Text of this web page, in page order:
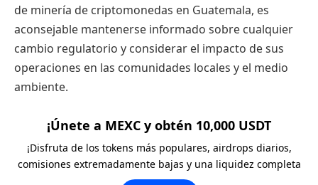
de minería de criptomonedas en Guatemala, es
aconsejable mantenerse informado sobre cualquier
cambio regulatorio y considerar el impacto de sus
operaciones en las comunidades locales y el medio
ambiente.
¡Únete a MEXC y obtén 10,000 USDT
¡Disfruta de los tokens más populares, airdrops diarios,
comisiones extremadamente bajas y una liquidez completa